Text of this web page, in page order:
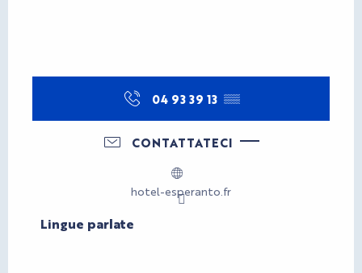
04 93 39 13 ▒▒
CONTATTATECI
hotel-esperanto.fr
Lingue parlate
Lingue parlate